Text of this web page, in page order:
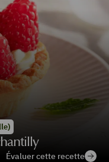
Évaluer cette recette